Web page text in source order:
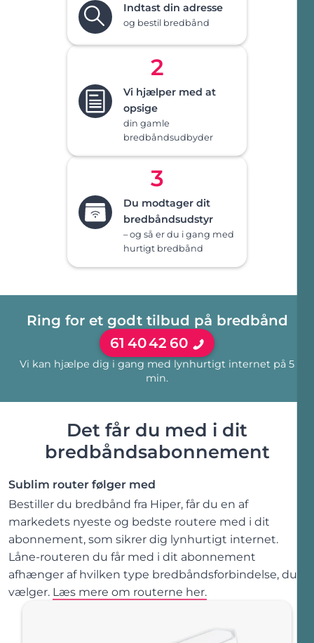
Indtast din adresse
og bestil bredbånd
2
Vi hjælper med at
opsige
din gamle
bredbåndsudbyder
3
Du modtager dit
bredbåndsudstyr
– og så er du i gang med
hurtigt bredbånd
Ring for et godt tilbud på bredbånd
61 4042 60
Vi kan hjælpe dig i gang med lynhurtigt internet på 5
min.
Det får du med i dit
bredbåndsabonnement
Sublim router følger med
Bestiller du bredbånd fra Hiper, får du en af
markedets nyeste og bedste routere med i dit
abonnement, som sikrer dig lynhurtigt internet.
Låne-routeren du får med i dit abonnement
afhænger af hvilken type bredbåndsforbindelse, du
vælger. Læs mere om routerne her.